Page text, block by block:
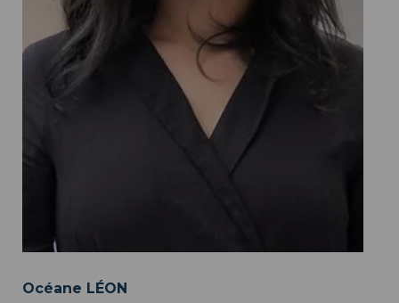
Océane LÉON